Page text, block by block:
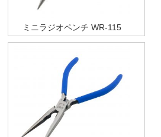
ミニラジオペンチ WR-115